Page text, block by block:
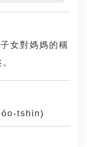
女對媽媽的稱
tshin)